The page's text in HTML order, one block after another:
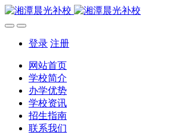
登录 注册
网站首页
学校简介
办学优势
学校资讯
招生指南
联系我们